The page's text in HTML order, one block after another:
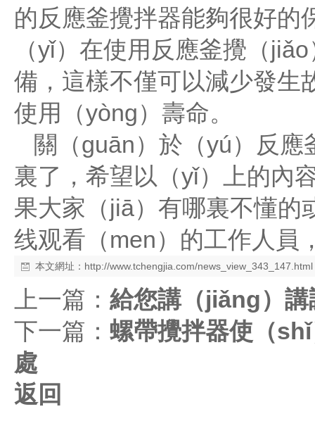
的反應釜攪拌器能夠很好的
（yǐ）在使用反應釜攪（
備，這樣不僅可以減少發生
使用（yòng）壽命。
關（guān）於（yú）反
裏了，希望以（yǐ）上的內
果大家（jiā）有哪裏不懂的
线观看（men）的工作人員
本文網址： http://www.tchengjia.com/news_view_343_147.html
上一篇： 給您講（jiǎng）
下一篇： 螺帶攪拌器使（
處
返回